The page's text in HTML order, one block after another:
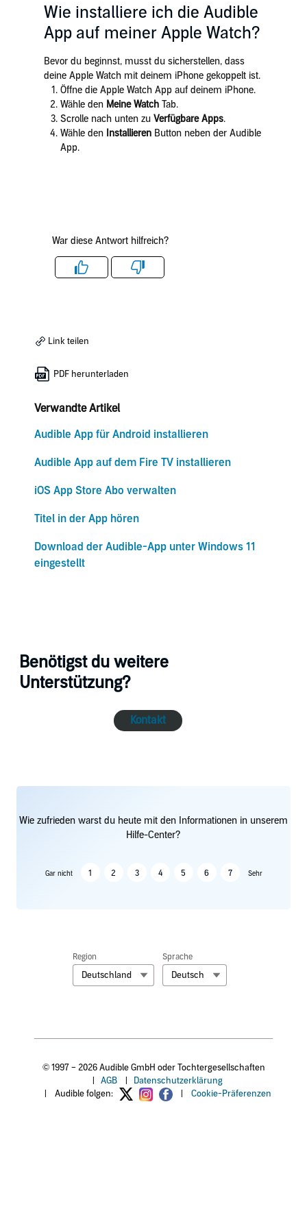
Wie installiere ich die Audible
App auf meiner Apple Watch?
Bevor du beginnst, musst du sicherstellen, dass
deine Apple Watch mit deinem iPhone gekoppelt ist.
Öffne die Apple Watch App auf deinem iPhone.
Wähle den Meine WatchTab.
Scrolle nach unten zu Verfügbare Apps.
Wähle den InstallierenButton neben der Audible
App.
War diese Antwort hilfreich?
Like Dislike
Link teilen
PDF herunterladen
Verwandte Artikel
Audible App für Android installieren
Audible App auf dem Fire TV installieren
iOS App Store Abo verwalten
Titel in der App hören
Download der Audible-App unter Windows 11
eingestellt
Benötigst du weitere
Unterstützung?
Kontakt
Wie zufrieden warst du heute mit den Informationen in unserem
Hilfe-Center?
Gar nicht 1 2 3 4 5 6 7 Sehr
Region
Deutschland
Sprache
Deutsch
© 1997 – 2026 Audible GmbH oder Tochtergesellschaften
AGB
Datenschutzerklärung
Audible folgen: | Cookie-Präferenzen